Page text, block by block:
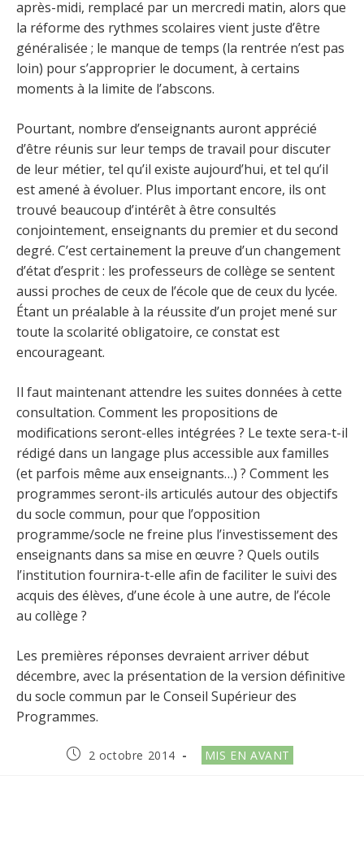
après-midi, remplacé par un mercredi matin, alors que
la réforme des rythmes scolaires vient juste d’être
généralisée ; le manque de temps (la rentrée n’est pas
loin) pour s’approprier le document, à certains
moments à la limite de l’abscons.
Pourtant, nombre d’enseignants auront apprécié
d’être réunis sur leur temps de travail pour discuter
de leur métier, tel qu’il existe aujourd’hui, et tel qu’il
est amené à évoluer. Plus important encore, ils ont
trouvé beaucoup d’intérêt à être consultés
conjointement, enseignants du premier et du second
degré. C’est certainement la preuve d’un changement
d’état d’esprit : les professeurs de collège se sentent
aussi proches de ceux de l’école que de ceux du lycée.
Étant un préalable à la réussite d’un projet mené sur
toute la scolarité obligatoire, ce constat est
encourageant.
Il faut maintenant attendre les suites données à cette
consultation. Comment les propositions de
modifications seront-elles intégrées ? Le texte sera-t-il
rédigé dans un langage plus accessible aux familles
(et parfois même aux enseignants…) ? Comment les
programmes seront-ils articulés autour des objectifs
du socle commun, pour que l’opposition
programme/socle ne freine plus l’investissement des
enseignants dans sa mise en œuvre ? Quels outils
l’institution fournira-t-elle afin de faciliter le suivi des
acquis des élèves, d’une école à une autre, de l’école
au collège ?
Les premières réponses devraient arriver début
décembre, avec la présentation de la version définitive
du socle commun par le Conseil Supérieur des
Programmes.
Publication
2 octobre 2014
Post
category:
MIS EN AVANT